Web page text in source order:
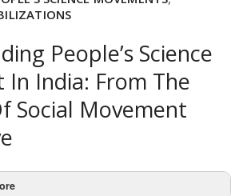
People’s Science
In India: From The
Social Movement